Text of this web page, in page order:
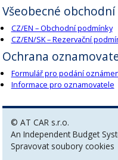
Všeobecné
CZ/EN – Obchodní podmínky
CZ/EN/SK – Rezervační
Ochrana
Formulář pro podání
Informace pro oznamovatele
© AT CAR s.r.o.
An Independent Budget
Spravovat soubory cookies